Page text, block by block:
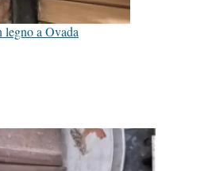
legno a Ovada